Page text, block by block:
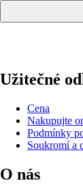
Užitečné
Cena
Nakupujte
Podmínky
Soukromí a
O nás